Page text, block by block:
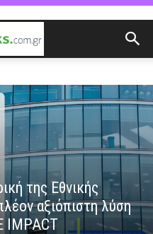
της Εθνικής
αξιόπιστη λύση
IMPACT